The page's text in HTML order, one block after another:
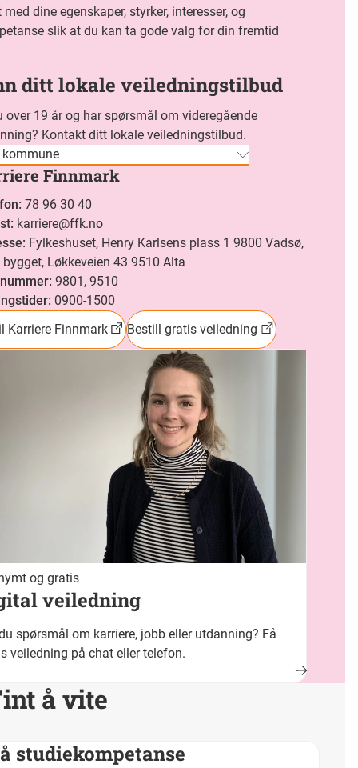
med dine egenskaper, styrker, interesser, og
slik at du kan ta gode valg for din fremtid
ditt lokale veiledningstilbud
over 19 år og har spørsmål om videregående
Kontakt ditt lokale veiledningstilbud.
kommune
Finnmark
: 78 96 30 40
: karriere@ffk.no
: Fylkeshuset, Henry Karlsens plass 1 9800 Vadsø,
bygget, Løkkeveien 43 9510 Alta
: 9801, 9510
: 0900-1500
Karriere Finnmark
Bestill gratis veiledning
og gratis
veiledning
spørsmål om karriere, jobb eller utdanning? Få
veiledning på chat eller telefon.
å vite
studiekompetanse